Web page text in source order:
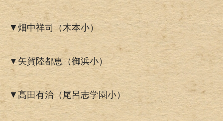
▼畑中祥司（木本小）
▼矢賀陸都恵（御浜小）
▼髙田有治（尾呂志学園小）